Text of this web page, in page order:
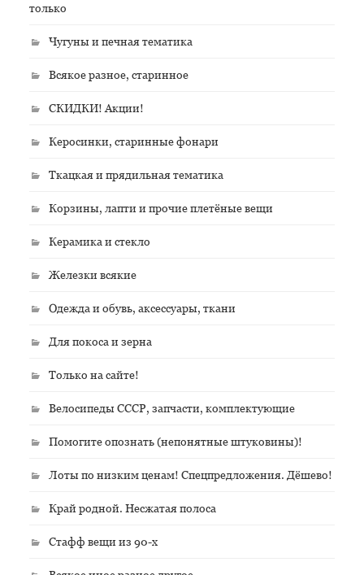
только
Чугуны и печная тематика
Всякое разное, старинное
СКИДКИ! Акции!
Керосинки, старинные фонари
Ткацкая и прядильная тематика
Корзины, лапти и прочие плетёные вещи
Керамика и стекло
Железки всякие
Одежда и обувь, аксессуары, ткани
Для покоса и зерна
Только на сайте!
Велосипеды СССР, запчасти, комплектующие
Помогите опознать (непонятные штуковины)!
Лоты по низким ценам! Спецпредложения. Дёшево!
Край родной. Несжатая полоса
Стафф вещи из 90-х